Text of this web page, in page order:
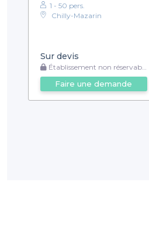
1 - 50 pers.
Chilly-Mazarin
Sur devis
Établissement non réservable
Faire une demande